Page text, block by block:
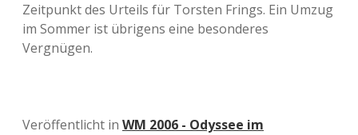
Zeitpunkt des Urteils für Torsten Frings. Ein Umzug
im Sommer ist übrigens eine besonderes
Vergnügen.
Veröffentlicht in WM 2006 - Odyssee im